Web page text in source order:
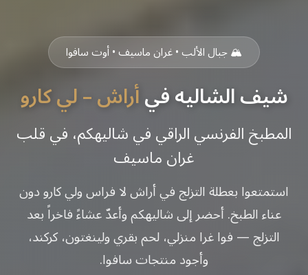
🏔️ جبال الألب • غران ماسيف • أوت سافوا
شيف الشاليه فيأراش – لي كارو
المطبخ الفرنسي الراقي في شاليهكم، في قلب
غران ماسيف
استمتعوا بعطلة التزلج في أراش لا فراس ولي كارو دون
عناء الطبخ. أحضر إلى شاليهكم وأعدّ عشاءً فاخراً بعد
التزلج — فوا غرا منزلي، لحم بقري ولينغتون، كركند،
وأجود منتجات سافوا.